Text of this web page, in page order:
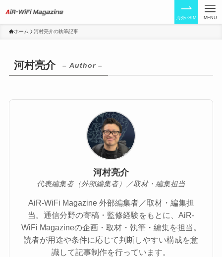
海外eSIM MENU
ホーム 河村亮介の執筆記事
河村亮介 – Author –
河村亮介
代表編集者（外部編集者）／取材・編集担当
AiR-WiFi Magazine 外部編集者／取材・編集担
当。通信分野の寄稿・監修経験をもとに、AiR-
WiFi Magazineの企画・取材・執筆・編集を担当。
読者が用途や条件に応じて判断しやすい構成を意
識して記事制作を行っています。